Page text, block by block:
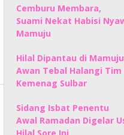
Cemburu Membara,
Suami Nekat Habisi
Mamuju
Hilal Dipantau di
Awan Tebal Halangi Tim
Kemenag Sulbar
Sidang Isbat Penentu
Awal Ramadan Digelar